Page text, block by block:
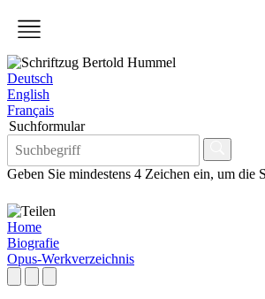
Deutsch
English
Français
Suchformular
Geben Sie mindestens 4 Zeichen ein, um die
Home
Biografie
Opus-Werkverzeichnis